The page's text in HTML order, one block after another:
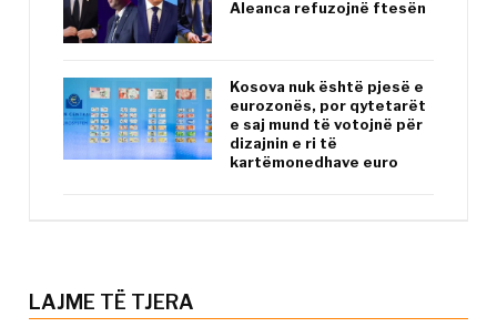
Aleanca refuzojnë ftesën
Kosova nuk është pjesë e
eurozonës, por qytetarët
e saj mund të votojnë për
dizajnin e ri të
kartëmonedhave euro
LAJME TË TJERA